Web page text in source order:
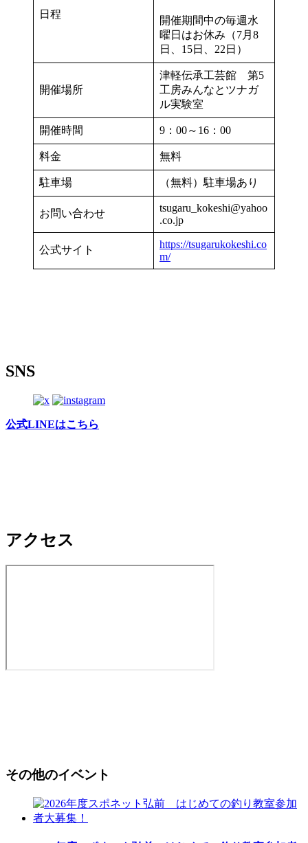
日程
開催期間中の毎週水
曜日はお休み（7月8
日、15日、22日）
開催場所
津軽伝承工芸館 第5
工房みんなとツナガ
ル実験室
開催時間 9：00～16：00
料金 無料
駐車場 （無料）駐車場あり
お問い合わせ
tsugaru_kokeshi@yahoo
.co.jp
公式サイト
https://tsugarukokeshi.co
m/
SNS
公式LINEはこちら
アクセス
その他のイベント